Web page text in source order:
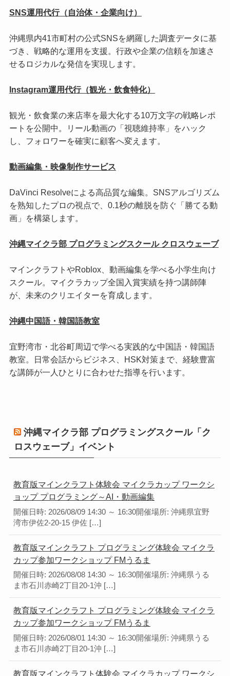
SNS運用代行（自治体・企業向け）
沖縄県内41市町村の公式SNSを網羅した調査データに基
づき、戦略的な運用を支援。行政や企業の信頼を加速さ
せるロジカルな発信を実現します。
Instagram運用代行（観光・飲食特化）
観光・飲食業の来店率を最大化する10万文字の戦略レポ
ートを公開中。リール動画の「視聴維持率」をハック
し、フォロワーを確実に顧客へ変えます。
動画編集・映像制作サービス
DaVinci Resolveによる高品質な編集。SNSアルゴリズム
を熟知したプロの視点で、0.1秒の離脱を防ぐ「勝てる動
画」を構築します。
沖縄マイクラ部 プログラミングスクール クロスウェーブ
マインクラフトやRoblox、動画編集を学べる小学生向け
スクール。マイクラカップ全国入賞実績を持つ講師陣
が、未来のクリエイターを育成します。
沖縄中国語・韓国語教室
宜野湾市・北谷町周辺で学べる実践的な中国語・韓国語
教室。日常会話からビジネス、HSK対策まで、経験豊富
な講師が一人ひとりに合わせた指導を行います。
沖縄マイクラ部 プログラミングスクール「ク
ロスウェーブ」イベント
教育版マインクラフト体験会 マイクラカップ ワークシ
ョップ プログラミング～AI・動画編集
開催日時: 2026/08/09 14:30 ～ 16:30開催場所: 沖縄県宜野
湾市伊佐2-20-15 伊佐 […]
教育版マインクラフト プログラミング体験会 マイクラ
カップ参加ワークショップ FMうるま
開催日時: 2026/08/08 14:30 ～ 16:30開催場所: 沖縄県うる
ま市石川赤崎2丁目20-1沖 […]
教育版マインクラフト プログラミング体験会 マイクラ
カップ参加ワークショップ FMうるま
開催日時: 2026/08/01 14:30 ～ 16:30開催場所: 沖縄県うる
ま市石川赤崎2丁目20-1沖 […]
教育版マインクラフト体験会 マイクラカップ ワークシ